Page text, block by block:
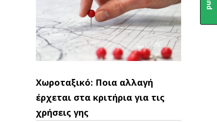
Χωροταξικό: Ποια αλλαγή
έρχεται στα κριτήρια για τις
χρήσεις γης